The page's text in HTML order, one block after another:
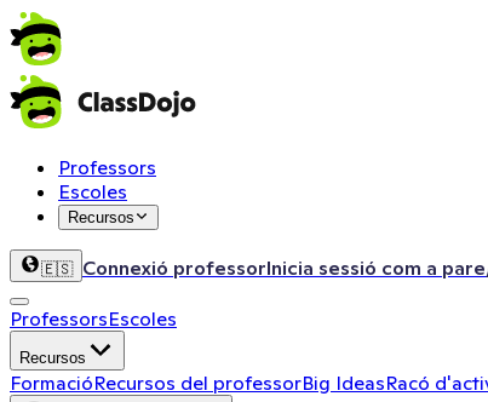
Professors
Escoles
Recursos
🇪🇸 Connexió professorInicia sessió com a
ProfessorsEscoles
Recursos
FormacióRecursos del professorBig IdeasRacó